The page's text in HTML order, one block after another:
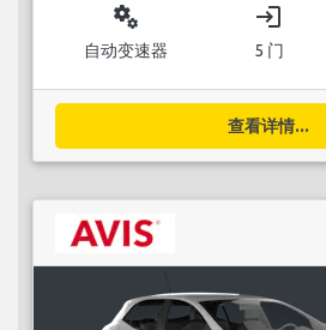
miscellaneous_services
自动变速器
login
5 门
查看详情...